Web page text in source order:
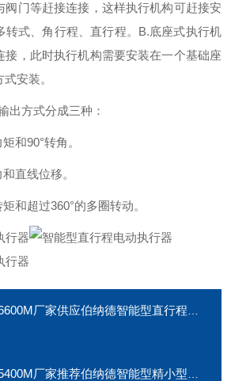
阀门等赶接连接，这样执行机构可赶接安
式、角行程、直行程。 B.底座式执行机
接，此时执行机构需要安装在一个基础座
安装。
出方式分成三种：
和90°转角。
直线位移。
和超过360°的多圈转动。
厂家供应伯纳德智能型直行程电动执行器
厂家推荐伯纳德智能型精小型电动执行器